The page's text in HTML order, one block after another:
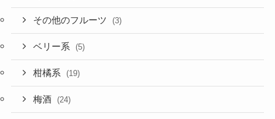
その他のフルーツ (3)
ベリー系 (5)
柑橘系 (19)
梅酒 (24)